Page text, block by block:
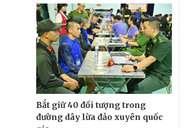
Bắt giữ 40 đối tượng trong
đường dây lừa đảo xuyên quốc